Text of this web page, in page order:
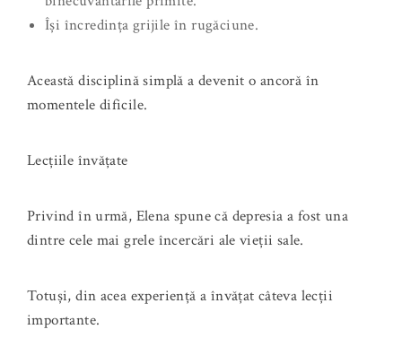
Își încredința grijile în rugăciune.
Această disciplină simplă a devenit o ancoră în
momentele dificile.
Lecțiile învățate
Privind în urmă, Elena spune că depresia a fost una
dintre cele mai grele încercări ale vieții sale.
Totuși, din acea experiență a învățat câteva lecții
importante.